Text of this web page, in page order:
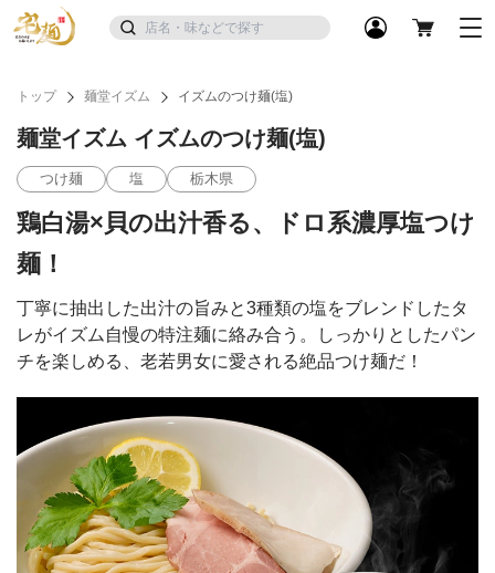
トップ 麺堂イズム イズムのつけ麺(塩)
麺堂イズム イズムのつけ麺(塩)
つけ麺 塩 栃木県
鶏白湯×貝の出汁香る、ドロ系濃厚塩つけ
麺！
丁寧に抽出した出汁の旨みと3種類の塩をブレンドしたタ
レがイズム自慢の特注麺に絡み合う。しっかりとしたパン
チを楽しめる、老若男女に愛される絶品つけ麺だ！